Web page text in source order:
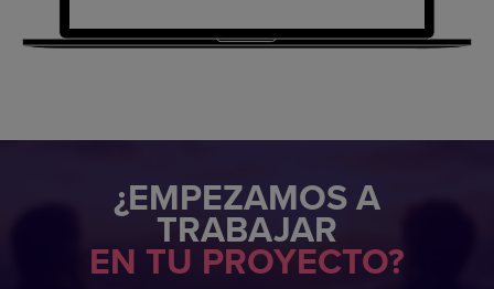
¿EMPEZAMOS A
TRABAJAR
EN TU PROYECTO?